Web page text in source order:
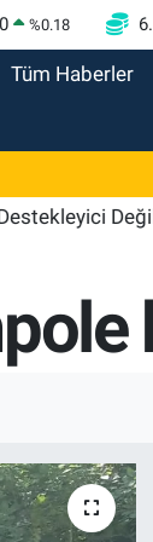
%0.18
Tüm Haberler
Değil